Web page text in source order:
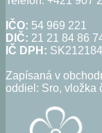
IČO: 54 969 221
DIČ: 21 21 84 86
IČ DPH:
Zapísaná v
oddiel: Sro, vložka